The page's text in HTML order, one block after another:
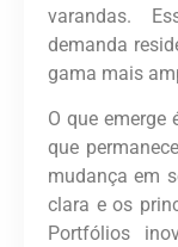
varandas.
demanda
gama mais
O que emerge
que
mudança em
clara e os
Portfólios